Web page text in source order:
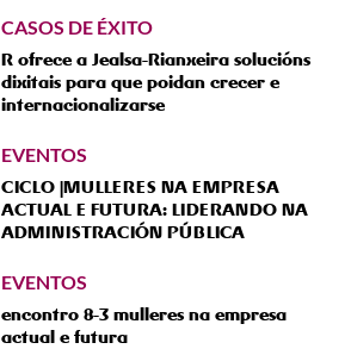
CASOS DE ÉXITO
R ofrece a Jealsa-Rianxeira solucións
dixitais para que poidan crecer e
internacionalizarse
EVENTOS
CICLO |MULLERES NA EMPRESA
ACTUAL E FUTURA: LIDERANDO NA
ADMINISTRACIÓN PÚBLICA
EVENTOS
encontro 8-3 mulleres na empresa
actual e futura